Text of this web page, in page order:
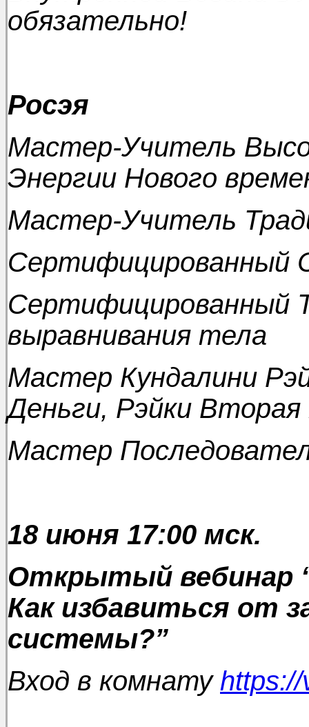
обязательно!
Росэя
Мастер-Учитель
Энергии Нового
Мастер-Учитель
Сертифицированный
Сертифицированный
выравнивания тела
Мастер Кундалини
Деньги, Рэйки Вторая
Мастер
18 июня 17:00 мск.
Открытый вебинар
Как избавиться от
системы?”
Вход в комнату